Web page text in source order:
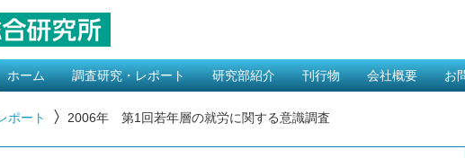
ホーム 調査研究・レポート
恋愛・結婚・出産 カテゴリー
（ライフプラン） カテゴリー
介護 カテゴリー
医療 カテゴリー
福祉 カテゴリー
経済 カテゴリー
受託調査研究について
研究部紹介
エコノミスト紹介
刊行物
レポート
書籍
MYライフスタイル
会社概要 お
ポート 2006年 第1回若年層の就労に関する意識調査